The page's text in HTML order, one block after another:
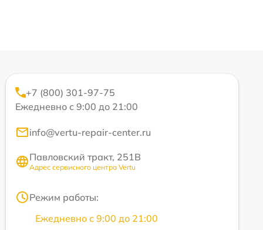
+7 (800) 301-97-75
Ежедневно с 9:00 до 21:00
info@vertu-repair-center.ru
Павловский тракт, 251В
Адрес сервисного центра Vertu
Режим работы:
Ежедневно с 9:00 до 21:00